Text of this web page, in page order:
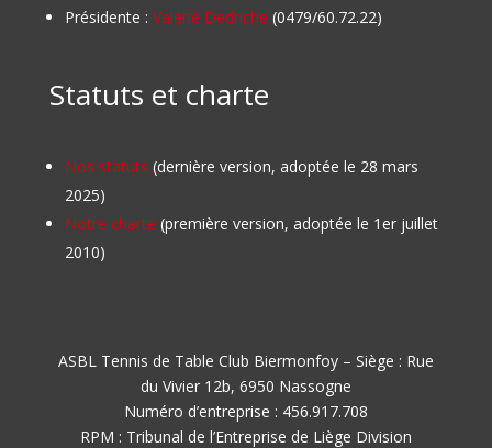
Présidente : Valérie Dedriche (0479/60.72.22)
Statuts et charte
Nos statuts (dernière version, adoptée le 28 mars
2025)
Notre charte (première version, adoptée le 1er juillet
2010)
ASBL Tennis de Table Club Biermonfoy – Siège : Rue
du Vivier 12b, 6950 Nassogne
Numéro d’entreprise : 456.917.708
RPM : Tribunal de l’Entreprise de Liège Division